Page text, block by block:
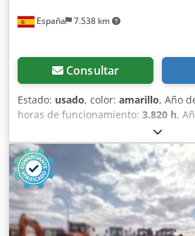
accesibles en nuestra plataforma.
España 7.538 km
Consultar
Estado: usado, color: amarillo, Año
horas de funcionamiento: 3.820 h,
2021 Peso en vacío: 16.000 kg
230 x 299 cm Tipo de motor: Deutz
Dodpox Sqhisfx Ap Hsck Ubicación:
Rodillo de compactación usado, de
Bomag , modelo BW216 D5 . Se
de ruedas y un solo tambor de 16
compactador se adapta sin
trabajo, proporcionando resultados